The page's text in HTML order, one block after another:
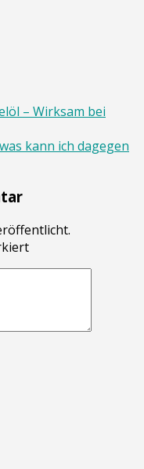
– Wirksam bei
kann ich dagegen